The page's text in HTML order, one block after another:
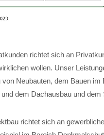
richtet sich an
wollen. Unser
Neubauten, dem Bauen
dem Dachausbau und
richtet sich an